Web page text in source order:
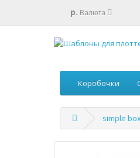
р. Валюта
Коробочки
simple